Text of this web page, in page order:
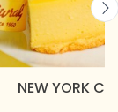
NEW YORK